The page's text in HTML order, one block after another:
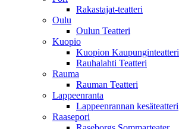
Rakastajat-teatteri
Oulu
Oulun Teatteri
Kuopio
Kuopion Kaupunginteatteri
Rauhalahti Teatteri
Rauma
Rauman Teatteri
Lappeenranta
Lappeenrannan kesäteatteri
Raasepori